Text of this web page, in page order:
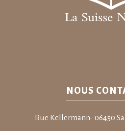
NOUS
Rue Kellermann- 06450